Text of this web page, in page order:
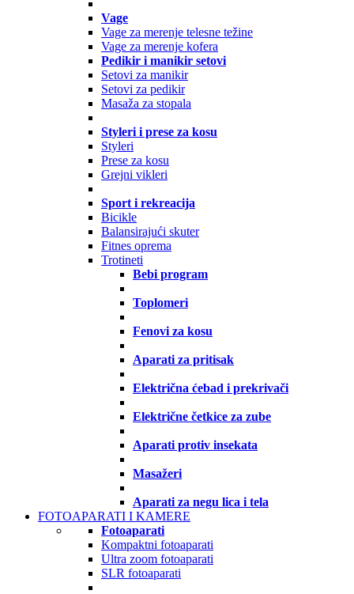
Vage
Vage za merenje telesne težine
Vage za merenje kofera
Pedikir i manikir setovi
Setovi za manikir
Setovi za pedikir
Masaža za stopala
Styleri i prese za kosu
Styleri
Prese za kosu
Grejni vikleri
Sport i rekreacija
Bicikle
Balansirajući skuter
Fitnes oprema
Trotineti
Bebi program
Toplomeri
Fenovi za kosu
Aparati za pritisak
Električna ćebad i prekrivači
Električne četkice za zube
Aparati protiv insekata
Masažeri
Aparati za negu lica i tela
FOTOAPARATI I KAMERE
Fotoaparati
Kompaktni fotoaparati
Ultra zoom fotoaparati
SLR fotoaparati